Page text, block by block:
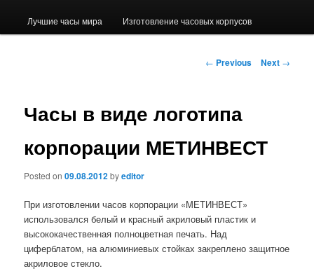
Лучшие часы мира Изготовление часовых корпусов
Post navigation
← Previous Next →
Часы в виде логотипа
корпорации МЕТИНВЕСТ
Posted on09.08.2012byeditor
При изготовлении часов корпорации «МЕТИНВЕСТ»
использовался белый и красный акриловый пластик и
высококачественная полноцветная печать. Над
циферблатом, на алюминиевых стойках закреплено защитное
акриловое стекло.